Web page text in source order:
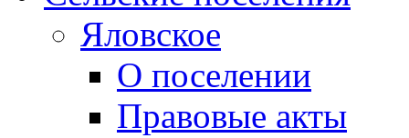
Яловское
О поселении
Правовые акты